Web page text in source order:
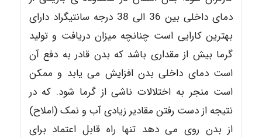
دمای داخلی بین 36 الی 38 درجه سانتیگراد دارای
بهترین کارایی است چنانچه میزان دریافت و تولید
گرما بیش از مقداری باشد که بدن قادر به دفع آن
است دمای داخلی بدن افزایش می یابد و ممکن
است منجر به اختلالات ناشی از گرما شود. که در
نتیجه از دست رفتن مقادیر زیادی آب و نمک (املاح)
از بدن روی می دهد تنها راه قابل اعتماد برای